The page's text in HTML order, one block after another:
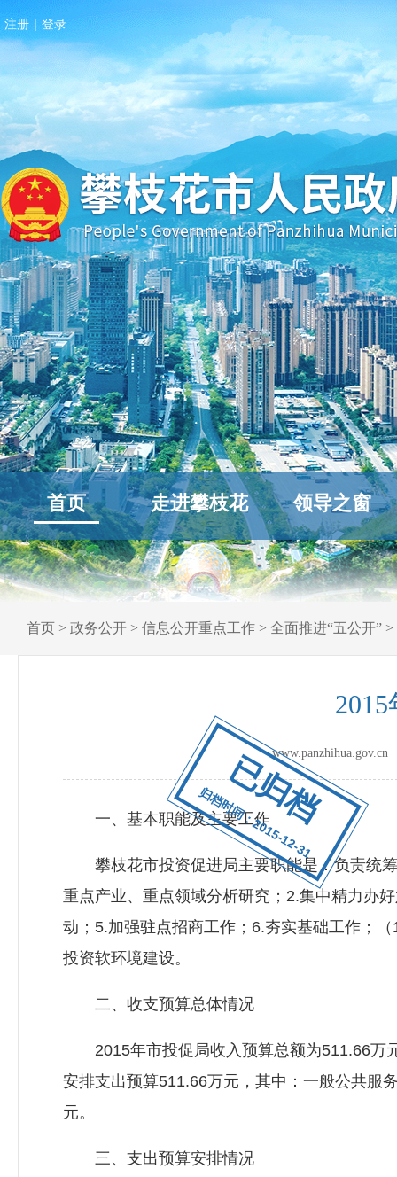
已归档
归档时间：2015-12-31
注册 | 登录
首页 走进攀枝花 领导之窗
首页 > 政务公开 > 信息公开重点工作 > 全面推进“五公开” >
一、基本职能及主要工作
攀枝花市投资促进局主要职能是：负责统筹
重点产业、重点领域分析研究；2.集中精力办
动；5.加强驻点招商工作；6.夯实基础工作；
投资软环境建设。
二、收支预算总体情况
2015年市投促局收入预算总额为511.66万
安排支出预算511.66万元，其中：一般公共服
元。
三、支出预算安排情况